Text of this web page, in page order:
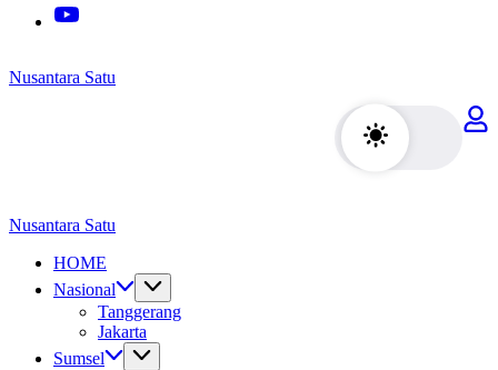
https://youtube.com/
Nusantara Satu
Berita
Nusantara Satu
Berita
Nusantara
HOME
Nasional
Tanggerang
Jakarta
Sumsel